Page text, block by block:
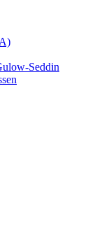
Seddin